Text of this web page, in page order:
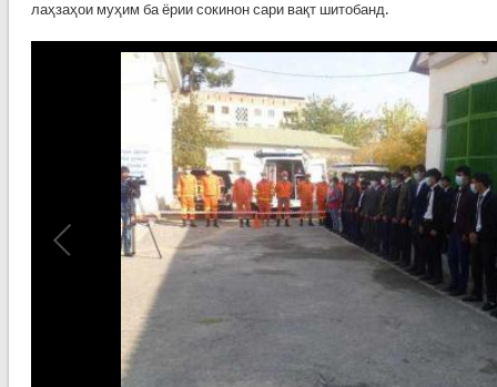
лаҳзаҳои муҳим ба ёрии сокинон сари вақт шитобанд.